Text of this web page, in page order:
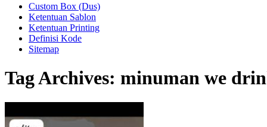
Custom Box (Dus)
Ketentuan Sablon
Ketentuan Printing
Definisi Kode
Sitemap
Tag Archives: minuman we